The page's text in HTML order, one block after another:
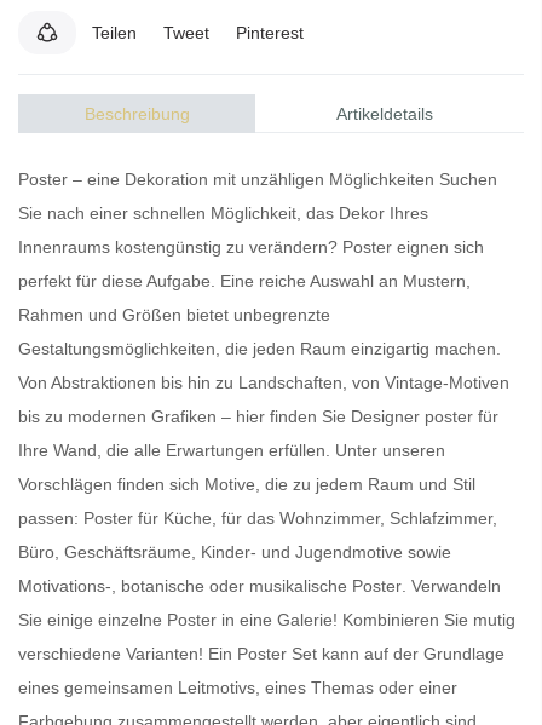
Teilen Tweet Pinterest
Beschreibung Artikeldetails
Poster – eine Dekoration mit unzähligen Möglichkeiten Suchen
Sie nach einer schnellen Möglichkeit, das Dekor Ihres
Innenraums kostengünstig zu verändern? Poster eignen sich
perfekt für diese Aufgabe. Eine reiche Auswahl an Mustern,
Rahmen und Größen bietet unbegrenzte
Gestaltungsmöglichkeiten, die jeden Raum einzigartig machen.
Von Abstraktionen bis hin zu Landschaften, von Vintage-Motiven
bis zu modernen Grafiken – hier finden Sie Designer poster für
Ihre Wand, die alle Erwartungen erfüllen. Unter unseren
Vorschlägen finden sich Motive, die zu jedem Raum und Stil
passen: Poster für Küche, für das Wohnzimmer, Schlafzimmer,
Büro, Geschäftsräume, Kinder- und Jugendmotive sowie
Motivations-, botanische oder musikalische Poster. Verwandeln
Sie einige einzelne Poster in eine Galerie! Kombinieren Sie mutig
verschiedene Varianten! Ein Poster Set kann auf der Grundlage
eines gemeinsamen Leitmotivs, eines Themas oder einer